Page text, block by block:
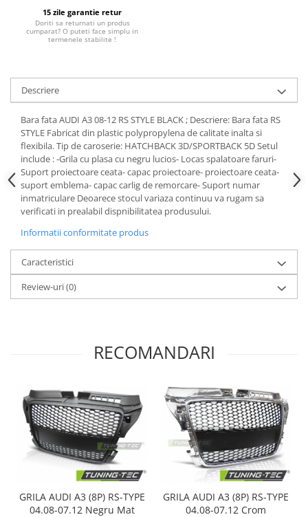
15 zile garantie retur
Doriti sa returnati un produs
cumparat? O puteti face simplu in
termenele stabilite !
Descriere
Bara fata AUDI A3 08-12 RS STYLE BLACK ; Descriere: Bara fata RS
STYLE Fabricat din plastic polypropylena de calitate inalta si
flexibila. Tip de caroserie: HATCHBACK 3D/SPORTBACK 5D Setul
include : -Grila cu plasa cu negru lucios- Locas spalatoare faruri-
Suport proiectoare ceata- capac proiectoare- proiectoare ceata-
suport emblema- capac carlig de remorcare- Suport numar
inmatriculare Deoarece stocul variaza continuu va rugam sa
verificati in prealabil dispnibilitatea produsului.
Informatii conformitate produs
Caracteristici
Review-uri(0)
RECOMANDARI
GRILA AUDI A3 (8P) RS-TYPE
04.08-07.12 Negru Mat
GRILA AUDI A3 (8P) RS-TYPE
04.08-07.12 Crom